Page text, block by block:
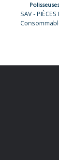
SAV - PIÈCES